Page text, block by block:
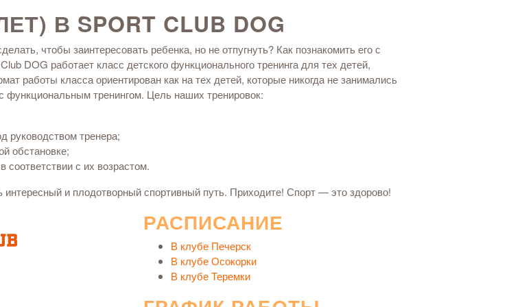
В SPORT CLUB DOG
чтобы заинтересовать ребенка, но не отпугнуть? Как познакомить его с
DOG работает класс детского функционального тренинга для тех детей,
работы класса ориентирован как на тех детей, которые никогда не занимались
функциональным тренингом. Цель наших тренировок:
руководством тренера;
обстановке;
соответствии с их возрастом.
и плодотворный спортивный путь. Приходите! Спорт — это здорово!
РАСПИСАНИЕ
В клубе Печерск
В клубе Осокорки
В клубе Теремки